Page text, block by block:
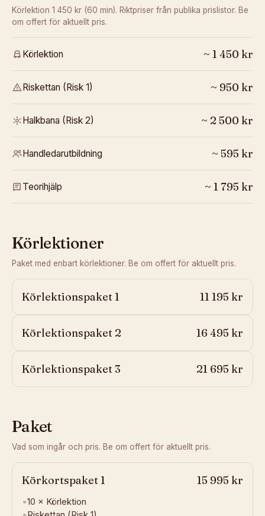
Körlektion 1 450 kr (60 min). Riktpriser från publika prislistor. Be
om offert för aktuellt pris.
Körlektion ~ 1 450 kr
Riskettan (Risk 1) ~ 950 kr
Halkbana (Risk 2) ~ 2 500 kr
Handledarutbildning ~ 595 kr
Teorihjälp ~ 1 795 kr
Körlektioner
Paket med enbart körlektioner. Be om offert för aktuellt pris.
Körlektionspaket 1 11 195 kr
Körlektionspaket 2 16 495 kr
Körlektionspaket 3 21 695 kr
Paket
Vad som ingår och pris. Be om offert för aktuellt pris.
Körkortspaket 1 15 995 kr
•10 × Körlektion